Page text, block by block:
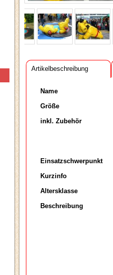
Artikelbeschreibung
Name
Größe
inkl. Zubehör
Einsatzschwerpunkt
Kurzinfo
Altersklasse
Beschreibung